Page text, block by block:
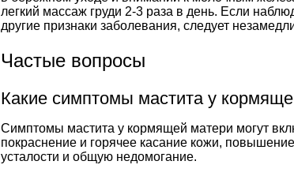
легкий массаж груди 2-3 раза в день. Если
другие признаки заболевания, следует
Частые вопросы
Какие симптомы мастита у
Симптомы мастита у кормящей матери могут
покраснение и горячее касание кожи,
усталости и общую недомогание.